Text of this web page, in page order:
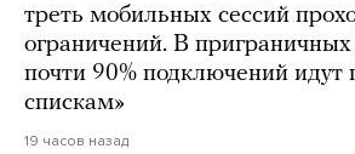
треть мобильных сессий
ограничений. В приграничных
почти 90% подключений идут
спискам»
19 часов назад